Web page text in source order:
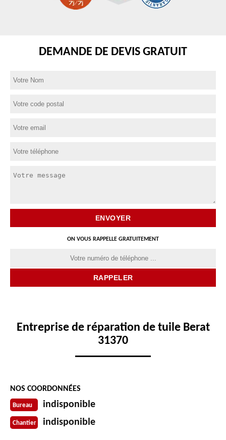
DEMANDE DE DEVIS GRATUIT
ON VOUS RAPPELLE GRATUITEMENT
Entreprise de réparation de tuile Berat
31370
NOS COORDONNÉES
Bureau indisponible
Chantier indisponible